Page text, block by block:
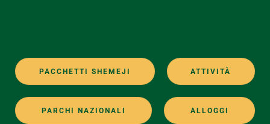
PACCHETTI SHEMEJI ATTIVITÀ
PARCHI NAZIONALI ALLOGGI